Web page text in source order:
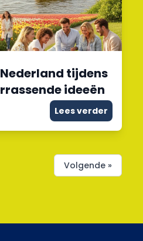
tijdens
ideeën
Lees verder
Volgende »